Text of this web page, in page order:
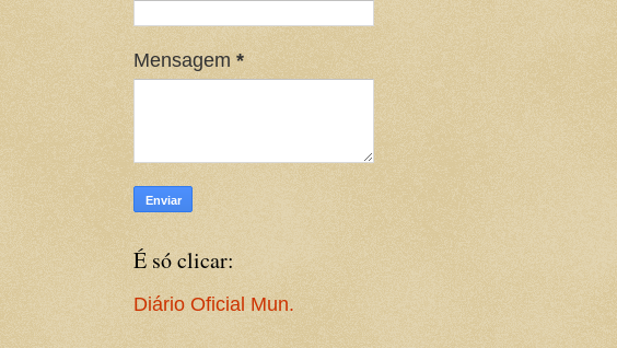
Mensagem *
É só clicar:
Diário Oficial Mun.